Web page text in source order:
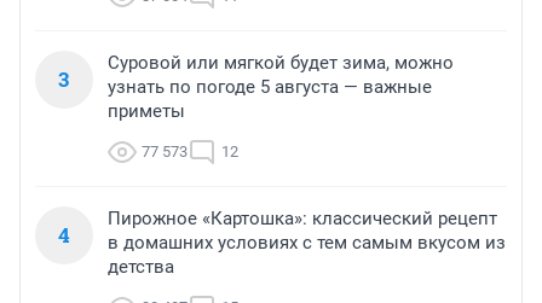
3
Суровой или мягкой будет зима, можно
узнать по погоде 5 августа — важные
приметы
77 573 12
4
Пирожное «Картошка»: классический рецепт
в домашних условиях с тем самым вкусом из
детства